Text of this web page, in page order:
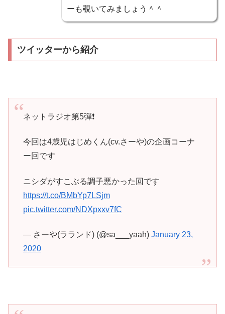
ーも覗いてみましょう＾＾
ツイッターから紹介
ネットラジオ第5弾❗️
今回は4歳児はじめくん(cv.さーや)の企画コーナ
ー回です
ニシダがすこぶる調子悪かった回です
https://t.co/BMbYp7LSjm
pic.twitter.com/NDXpxxv7fC
— さーや(ラランド) (@sa___yaah) January 23,
2020